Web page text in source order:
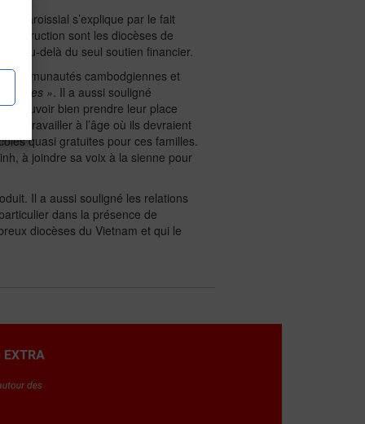
paroissial s’explique par le fait
sont les diocèses de
au-delà du seul soutien financier.
communautés cambodgiennes et
». Il a aussi souligné
pouvoir bien prendre leur place
travailler à l’âge où ils devraient
quasi gratuites pour ces familles.
à joindre sa voix à la sienne pour
Il a aussi souligné les relations
dans la présence de
diocèses du Vietnam et qui le